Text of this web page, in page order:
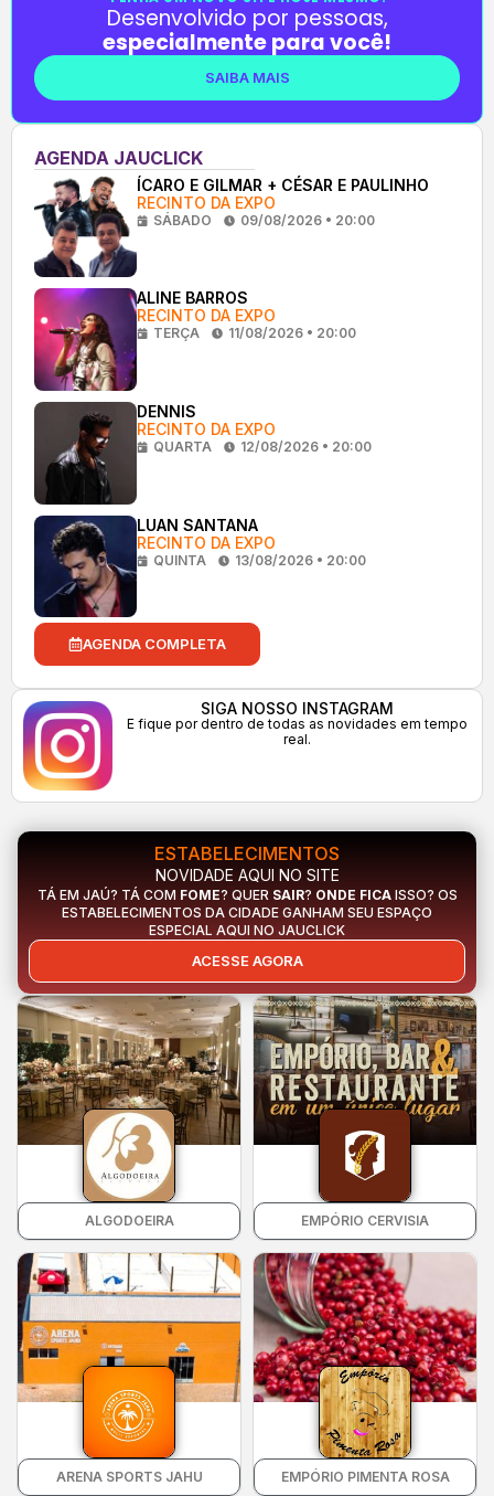
Desenvolvido por pessoas,
especialmente para você!
SAIBA MAIS
AGENDA JAUCLICK
ÍCARO E GILMAR + CÉSAR E PAULINHO
RECINTO DA EXPO
SÁBADO 09/08/2026 • 20:00
ALINE BARROS
RECINTO DA EXPO
TERÇA 11/08/2026 • 20:00
DENNIS
RECINTO DA EXPO
QUARTA 12/08/2026 • 20:00
LUAN SANTANA
RECINTO DA EXPO
QUINTA 13/08/2026 • 20:00
AGENDA COMPLETA
SIGA NOSSO INSTAGRAM
E fique por dentro de todas as novidades em tempo
real.
ALGODOEIRA EMPÓRIO CERVISIA
ARENA SPORTS JAHU EMPÓRIO PIMENTA ROSA
ESTABELECIMENTOS
NOVIDADE AQUI NO SITE
TÁ EM JAÚ? TÁ COM FOME? QUER SAIR? ONDE FICAISSO? OS
ESTABELECIMENTOS DA CIDADE GANHAM SEU ESPAÇO
ESPECIAL AQUI NO JAUCLICK
ACESSE AGORA